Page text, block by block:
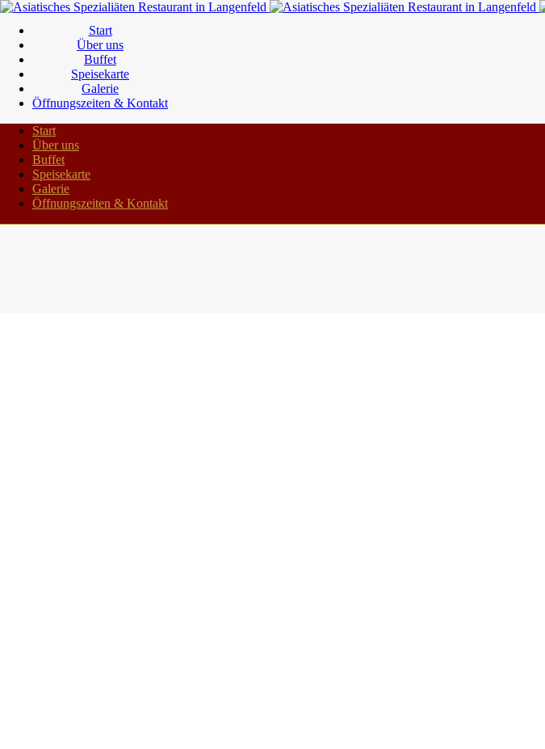
Start
Über uns
Buffet
Speisekarte
Galerie
Öffnungszeiten & Kontakt
Start
Über uns
Buffet
Speisekarte
Galerie
Öffnungszeiten & Kontakt